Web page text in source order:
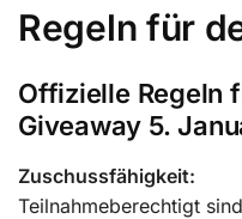
Regeln für
Offizielle Regeln
Giveaway 5.
Zuschussfähigkeit:
Teilnahmeberechtigt